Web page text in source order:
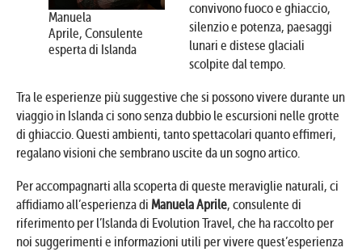
Manuela
Aprile, Consulente
esperta di Islanda
convivono fuoco e ghiaccio,
silenzio e potenza, paesaggi
lunari e distese glaciali
scolpite dal tempo.
Tra le esperienze più suggestive che si possono vivere durante un
viaggio in Islanda ci sono senza dubbio le escursioni nelle grotte
di ghiaccio. Questi ambienti, tanto spettacolari quanto effimeri,
regalano visioni che sembrano uscite da un sogno artico.
Per accompagnarti alla scoperta di queste meraviglie naturali, ci
affidiamo all’esperienza di Manuela Aprile, consulente di
riferimento per l’Islanda di Evolution Travel, che ha raccolto per
noi suggerimenti e informazioni utili per vivere quest’esperienza